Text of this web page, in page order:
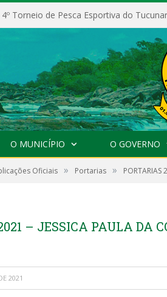
4º Torneio de Pesca Esportiva do
O MUNICÍPIO O GOVERNO
Oficiais » Portarias » PORTARIAS
– JESSICA PAULA DA
2021